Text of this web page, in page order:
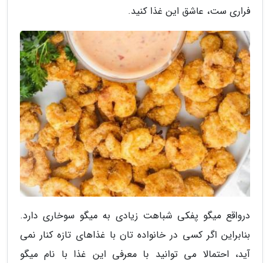
فراری ست، عاشق این غذا کنید.
درواقع میگو پفکی شباهت زیادی به میگو سوخاری دارد.
بنابراین اگر کسی در خانواده تان با غذاهای تازه کنار نمی
آید، احتمالا می توانید با معرفی این غذا با نام میگو